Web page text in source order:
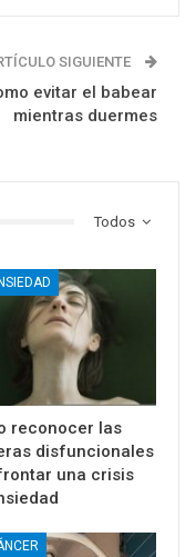
SIGUIENTE
evitar el babear
mientras duermes
Todos
reconocer las
disfuncionales
una crisis